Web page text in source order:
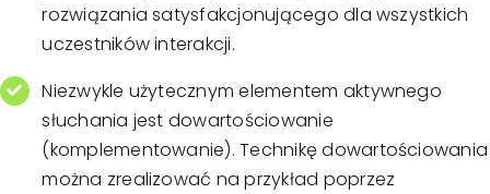
rozwiązania satysfakcjonującego dla wszystkich
uczestników interakcji.
Niezwykle użytecznym elementem aktywnego
słuchania jest dowartościowanie
(komplementowanie). Technikę dowartościowania
można zrealizować na przykład poprzez